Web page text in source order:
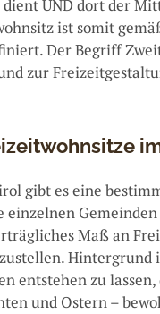
UND dort der
ist somit
Der Begriff
zur
gibt es eine
einzelnen
Maß an
Hintergrund
entstehen zu
und Ostern –